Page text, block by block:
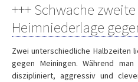
+++ Schwache
Heimniederlage
Zwei unterschiedliche Halbzeiten
gegen Meiningen. Während
diszipliniert, aggressiv und